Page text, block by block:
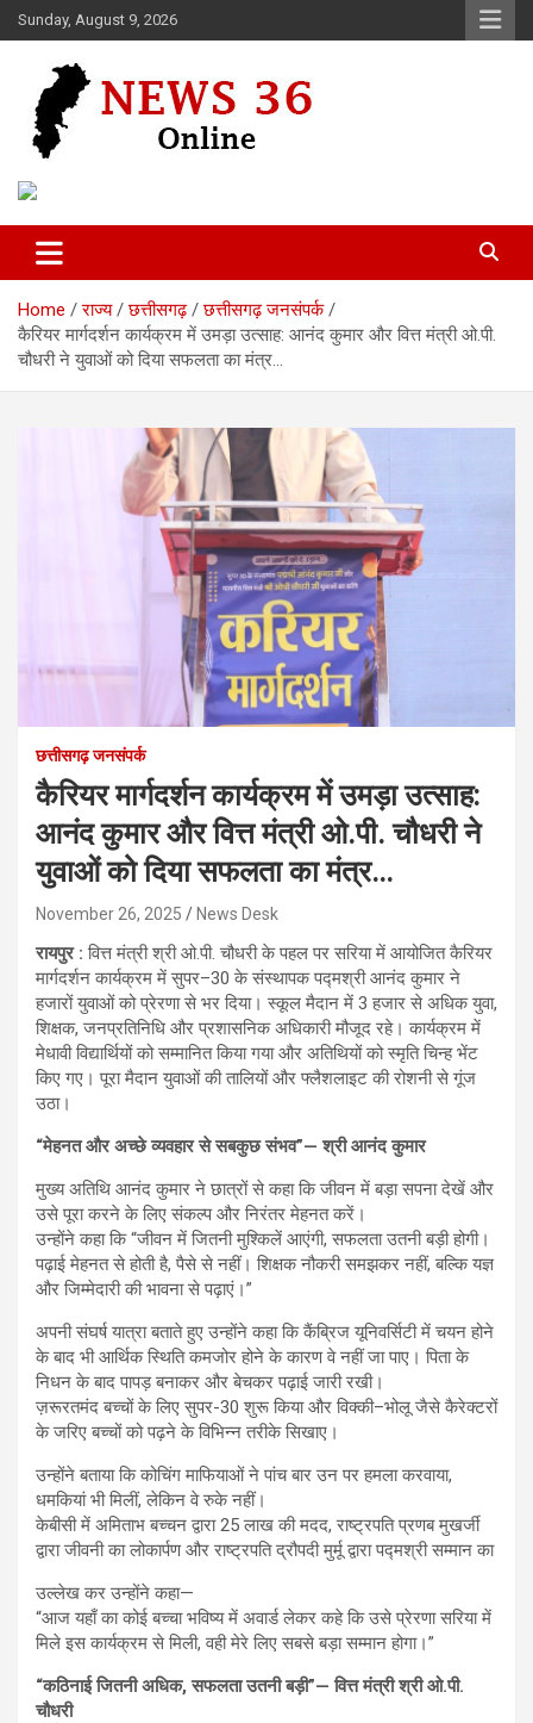
Skip
to
Sunday, August 9, 2026
News 36
Home राज्य छत्तीसगढ़
छत्तीसगढ़ जनसंपर्क
कैरियर मार्गदर्शन कार्यक्रम में उमड़ा उत्साह: आनंद कुमार और वित्त मंत्री ओ.पी.
चौधरी ने युवाओं को दिया सफलता का मंत्र…
छत्तीसगढ़ जनसंपर्क
कैरियर मार्गदर्शन कार्यक्रम में उमड़ा उत्साह:
आनंद कुमार और वित्त मंत्री ओ.पी. चौधरी ने
युवाओं को दिया सफलता का मंत्र…
November 26, 2025 News Desk
रायपुर :वित्त मंत्री श्री ओ.पी. चौधरी के पहल पर सरिया में आयोजित कैरियर
मार्गदर्शन कार्यक्रम में सुपर–30 के संस्थापक पद्मश्री आनंद कुमार ने
हजारों युवाओं को प्रेरणा से भर दिया। स्कूल मैदान में 3 हजार से अधिक युवा,
शिक्षक, जनप्रतिनिधि और प्रशासनिक अधिकारी मौजूद रहे। कार्यक्रम में
मेधावी विद्यार्थियों को सम्मानित किया गया और अतिथियों को स्मृति चिन्ह भेंट
किए गए। पूरा मैदान युवाओं की तालियों और फ्लैशलाइट की रोशनी से गूंज
उठा।
“मेहनत और अच्छे व्यवहार से सबकुछ संभव”— श्री आनंद कुमार
मुख्य अतिथि आनंद कुमार ने छात्रों से कहा कि जीवन में बड़ा सपना देखें और
उसे पूरा करने के लिए संकल्प और निरंतर मेहनत करें।
उन्होंने कहा कि “जीवन में जितनी मुश्किलें आएंगी, सफलता उतनी बड़ी होगी।
पढ़ाई मेहनत से होती है, पैसे से नहीं। शिक्षक नौकरी समझकर नहीं, बल्कि यज्ञ
और जिम्मेदारी की भावना से पढ़ाएं।”
अपनी संघर्ष यात्रा बताते हुए उन्होंने कहा कि कैंब्रिज यूनिवर्सिटी में चयन होने
के बाद भी आर्थिक स्थिति कमजोर होने के कारण वे नहीं जा पाए। पिता के
निधन के बाद पापड़ बनाकर और बेचकर पढ़ाई जारी रखी।
ज़रूरतमंद बच्चों के लिए सुपर-30 शुरू किया और विक्की–भोलू जैसे कैरेक्टरों
के जरिए बच्चों को पढ़ने के विभिन्न तरीके सिखाए।
उन्होंने बताया कि कोचिंग माफियाओं ने पांच बार उन पर हमला करवाया,
धमकियां भी मिलीं, लेकिन वे रुके नहीं।
केबीसी में अमिताभ बच्चन द्वारा 25 लाख की मदद, राष्ट्रपति प्रणब मुखर्जी
द्वारा जीवनी का लोकार्पण और राष्ट्रपति द्रौपदी मुर्मू द्वारा पद्मश्री सम्मान का
उल्लेख कर उन्होंने कहा—
“आज यहाँ का कोई बच्चा भविष्य में अवार्ड लेकर कहे कि उसे प्रेरणा सरिया में
मिले इस कार्यक्रम से मिली, वही मेरे लिए सबसे बड़ा सम्मान होगा।”
“कठिनाई जितनी अधिक, सफलता उतनी बड़ी”— वित्त मंत्री श्री ओ.पी.
चौधरी